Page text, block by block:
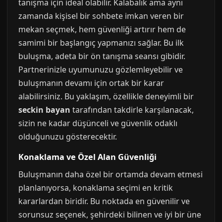
tanışma için ideal olabilir. Kalabalık ama aynı
zamanda kişisel bir sohbete imkan veren bir
mekan seçmek, hem güvenliği artırır hem de
samimi bir başlangıç yapmanızı sağlar. Bu ilk
buluşma, adeta bir ön tanışma seansı gibidir.
Partnerinizle uyumunuzu gözlemleyebilir ve
buluşmanın devamı için ortak bir karar
alabilirsiniz. Bu yaklaşım, özellikle deneyimli bir
seckin bayan tarafından takdirle karşılanacak,
sizin ne kadar düşünceli ve güvenlik odaklı
olduğunuzu gösterecektir.
Konaklama ve Özel Alan Güvenliği
Buluşmanın daha özel bir ortamda devam etmesi
planlanıyorsa, konaklama seçimi en kritik
kararlardan biridir. Bu noktada en güvenilir ve
sorunsuz seçenek, şehirdeki bilinen ve iyi bir üne